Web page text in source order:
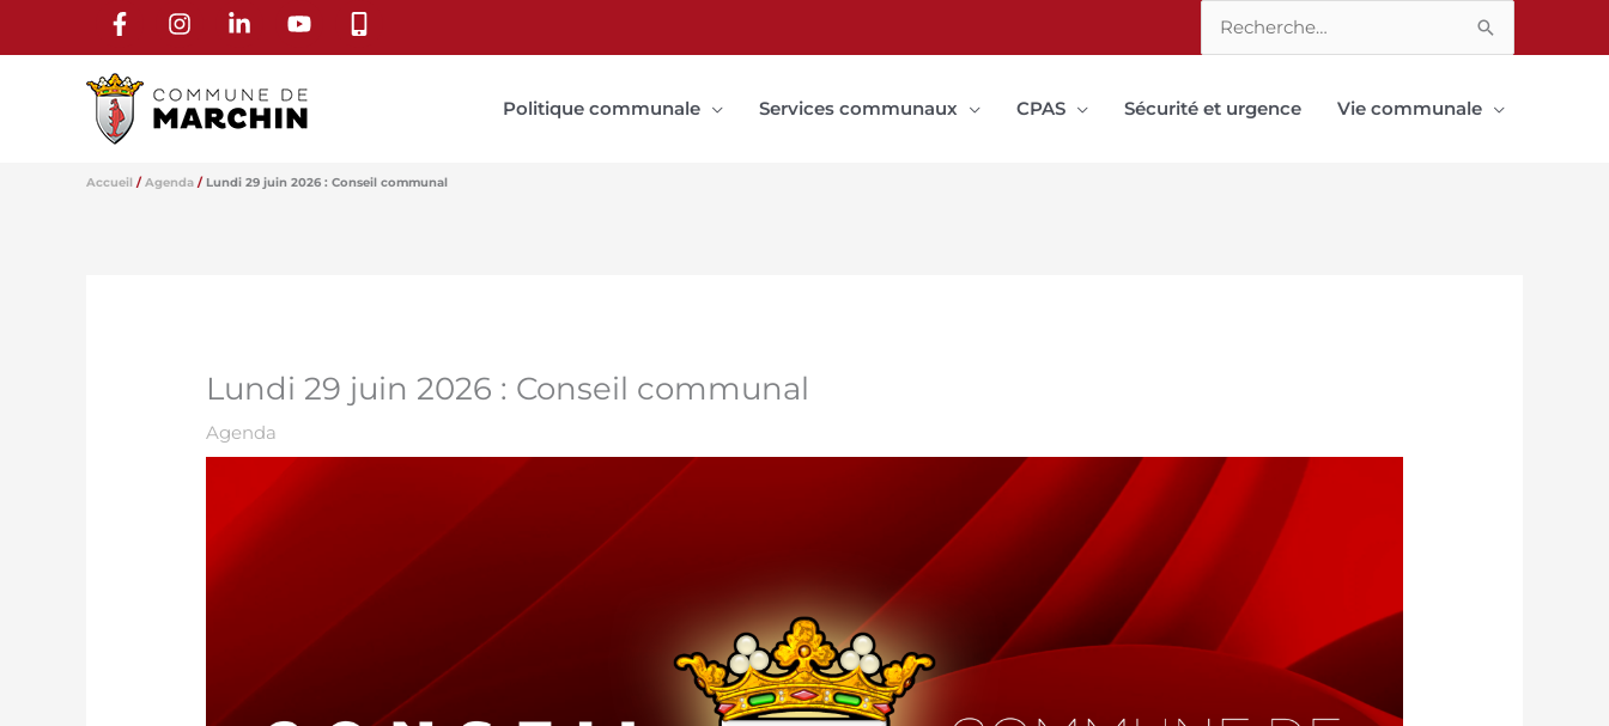
Rechercher :
Politique communale Services communaux CPAS Sécurité et urgence Vie communale
Accueil Agenda Lundi 29 juin 2026 : Conseil communal
Lundi 29 juin 2026 : Conseil communal
Agenda